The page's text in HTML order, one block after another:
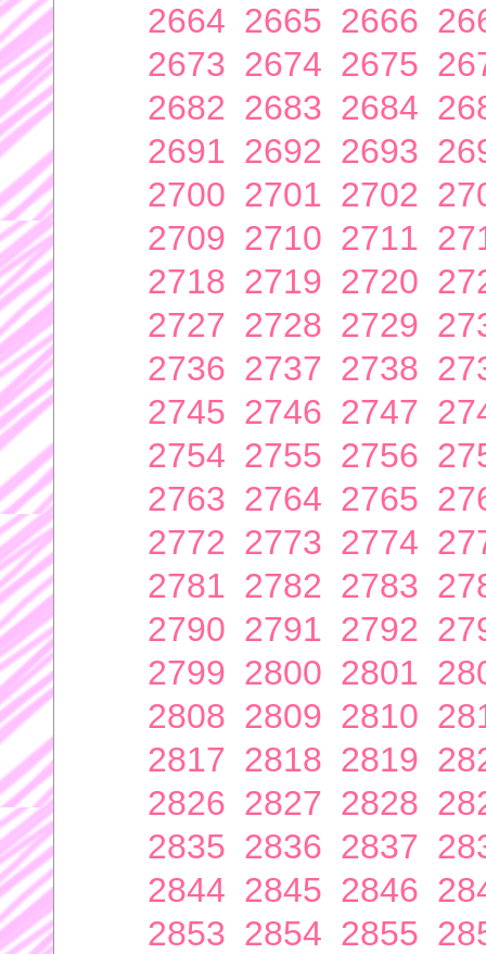
2664 2665 2666
2673 2674 2675
2682 2683 2684
2691 2692 2693
2700 2701 2702
2709 2710 2711
2718 2719 2720
2727 2728 2729
2736 2737 2738
2745 2746 2747
2754 2755 2756
2763 2764 2765
2772 2773 2774
2781 2782 2783
2790 2791 2792
2799 2800 2801
2808 2809 2810
2817 2818 2819
2826 2827 2828
2835 2836 2837
2844 2845 2846
2853 2854 2855